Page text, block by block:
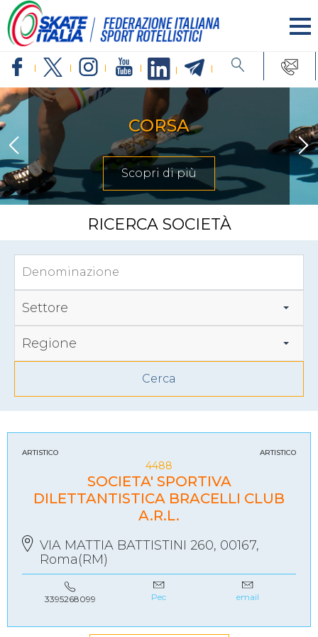
CORSA
Scopri di più
RICERCA SOCIETÀ
Settore
Regione
ARTISTICO ARTISTICO
4488
SOCIETA' SPORTIVA
DILETTANTISTICA BRACELLI CLUB
A.R.L.
VIA MATTIA BATTISTINI 260, 00167,
Roma(RM)
3395268099 Pec email